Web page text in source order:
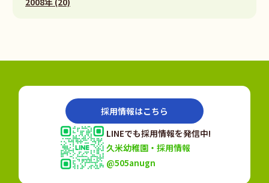
採用情報はこちら
LINEでも採用情報を発信中!
久米幼稚園・採用情報
@505anugn